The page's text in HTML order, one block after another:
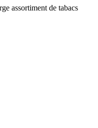
assortiment de tabacs